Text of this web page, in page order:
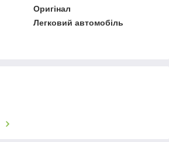
Оригінал
Легковий автомобіль